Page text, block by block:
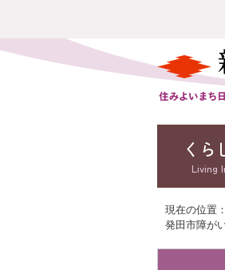
くら
Living
現在の位置
発田市障が